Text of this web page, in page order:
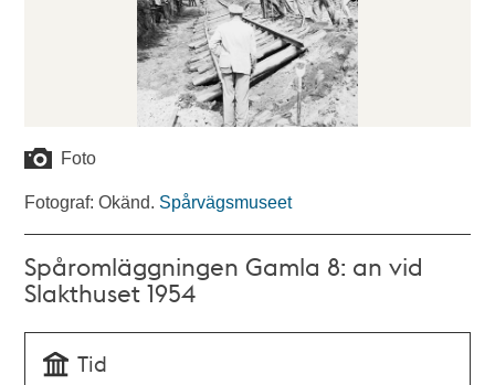
Foto
Fotograf: Okänd. Spårvägsmuseet
Spåromläggningen Gamla 8: an vid
Slakthuset 1954
Tid